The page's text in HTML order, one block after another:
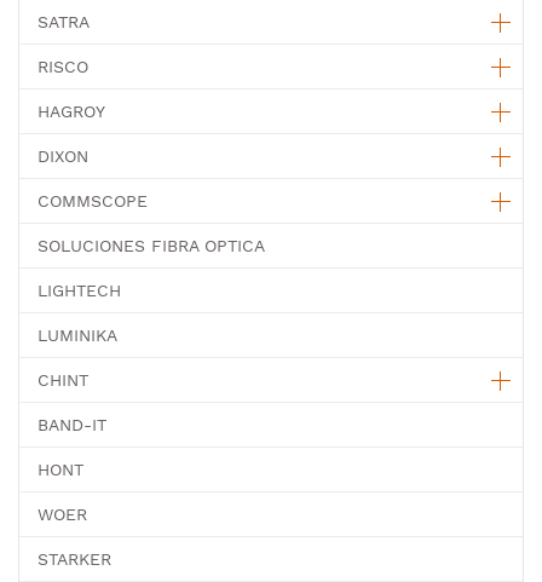
SATRA
RISCO
HAGROY
DIXON
COMMSCOPE
SOLUCIONES FIBRA OPTICA
LIGHTECH
LUMINIKA
CHINT
BAND-IT
HONT
WOER
STARKER